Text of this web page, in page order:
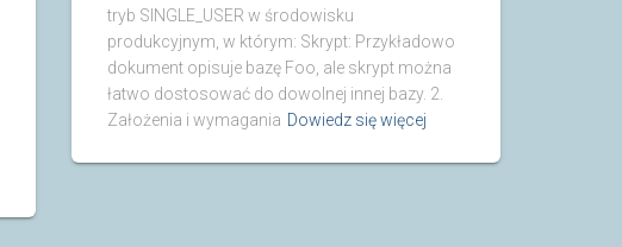
tryb SINGLE_USER w środowisku
produkcyjnym, w którym: Skrypt: Przykładowo
dokument opisuje bazę Foo, ale skrypt można
łatwo dostosować do dowolnej innej bazy. 2.
Założenia i wymagania Dowiedz się więcej